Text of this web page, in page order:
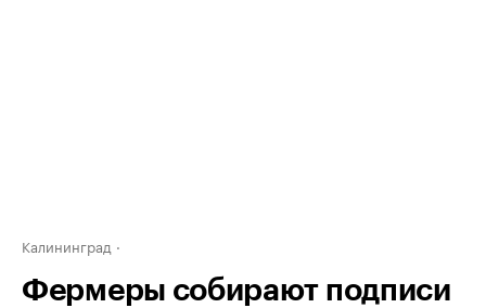
Калининград
Фермеры собирают подписи